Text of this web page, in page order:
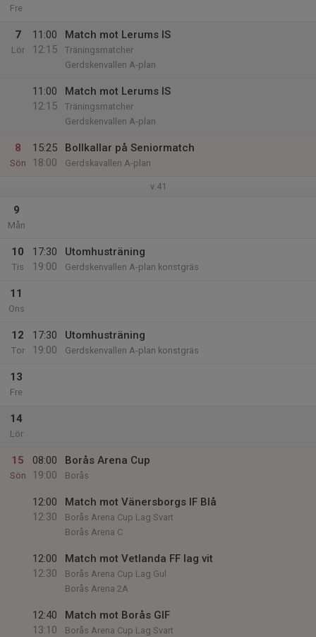
Fre
7
Lör
11:00
12:15
Match mot Lerums IS
Träningsmatcher
Gerdskenvallen A-plan
11:00
12:15
Match mot Lerums IS
Träningsmatcher
Gerdskenvallen A-plan
8
Sön
15:25
18:00
Bollkallar på Seniormatch
Gerdskavallen A-plan
v.41
9
Mån
10
Tis
17:30
19:00
Utomhusträning
Gerdskenvallen A-plan konstgräs
11
Ons
12
Tor
17:30
19:00
Utomhusträning
Gerdskenvallen A-plan konstgräs
13
Fre
14
Lör
15
Sön
08:00
19:00
Borås Arena Cup
Borås
12:00
12:30
Match mot Vänersborgs IF Blå
Borås Arena Cup Lag Svart
Borås Arena C
12:00
12:30
Match mot Vetlanda FF lag vit
Borås Arena Cup Lag Gul
Borås Arena 2A
12:40
13:10
Match mot Borås GIF
Borås Arena Cup Lag Svart